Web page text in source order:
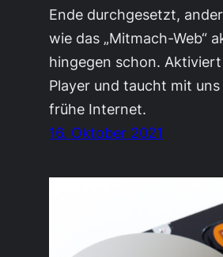
Ende durchgesetzt,
wie das „Mitmach-Web“
hingegen schon.
Player und taucht mit uns
frühe Internet.
16. Oktober 2021